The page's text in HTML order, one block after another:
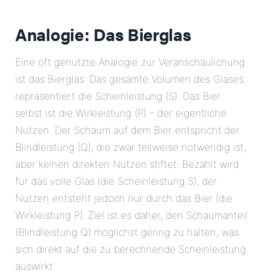
Analogie: Das Bierglas
Eine oft genutzte Analogie zur Veranschaulichung
ist das Bierglas: Das gesamte Volumen des Glases
repräsentiert die Scheinleistung (S). Das Bier
selbst ist die Wirkleistung (P) – der eigentliche
Nutzen. Der Schaum auf dem Bier entspricht der
Blindleistung (Q), die zwar teilweise notwendig ist,
aber keinen direkten Nutzen stiftet. Bezahlt wird
für das volle Glas (die Scheinleistung S), der
Nutzen entsteht jedoch nur durch das Bier (die
Wirkleistung P). Ziel ist es daher, den Schaumanteil
(Blindleistung Q) möglichst gering zu halten, was
sich direkt auf die zu berechnende Scheinleistung
auswirkt.